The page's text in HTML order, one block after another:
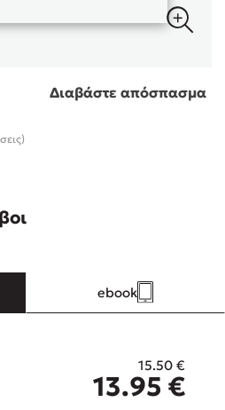
Κρομμύδας
μου είσαι εσύ
στο σχολείο
Διαβάστε απόσπασμα
ebook
15.50 €
13.95 €